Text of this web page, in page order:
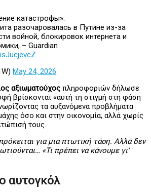
катастрофы».
разочаровалась в Путине из-за
войной, блокировок интернета и
– Guardian
May 24, 2026
αξιωματούχος πληροφοριών δήλωσε
βρίσκονται «αυτή τη στιγμή στη φάση
τα αυξανόμενα προβλήματα
όσο και στην οικονομία, αλλά χωρίς
τους.
για μια πτωτική τάση. Αλλά δεν
«Τι πρέπει να κάνουμε γι’
αυτογκόλ